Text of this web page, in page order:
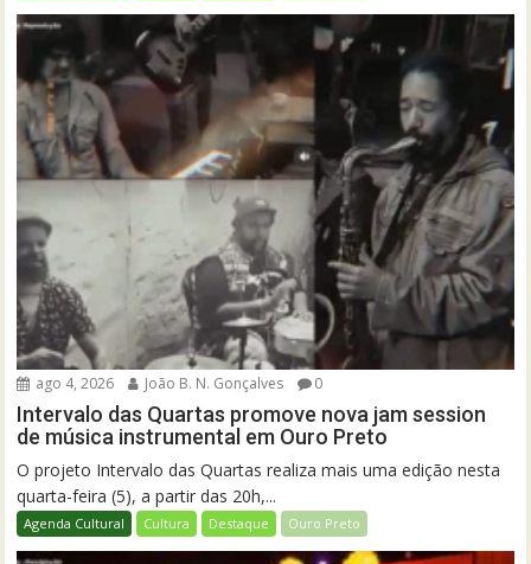
ago 4, 2026 João B. N. Gonçalves 0
Intervalo das Quartas promove nova jam session
de música instrumental em Ouro Preto
O projeto Intervalo das Quartas realiza mais uma edição nesta
quarta-feira (5), a partir das 20h,...
Agenda Cultural Cultura Destaque Ouro Preto